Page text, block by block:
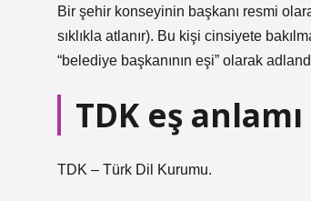
Bir şehir konseyinin başkanı resmi
sıklıkla atlanır). Bu kişi cinsiyete
“belediye başkanının eşi” olarak
TDK eş
TDK – Türk Dil Kurumu.